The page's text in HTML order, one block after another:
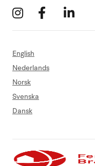
English
Nederlands
Norsk
Svenska
Dansk